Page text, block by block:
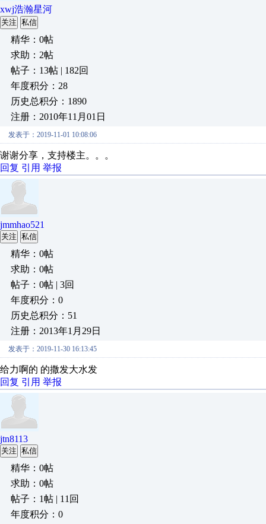
xwj浩瀚星河
关注 私信
精华：0帖
求助：2帖
帖子：13帖 | 182回
年度积分：28
历史总积分：1890
注册：2010年11月01日
发表于：2019-11-01 10:08:06
谢谢分享，支持楼主。。。
回复 引用 举报
jmmhao521
关注 私信
精华：0帖
求助：0帖
帖子：0帖 | 3回
年度积分：0
历史总积分：51
注册：2013年1月29日
发表于：2019-11-30 16:13:45
给力啊的 的撒发大水发
回复 引用 举报
jtn8113
关注 私信
精华：0帖
求助：0帖
帖子：1帖 | 11回
年度积分：0